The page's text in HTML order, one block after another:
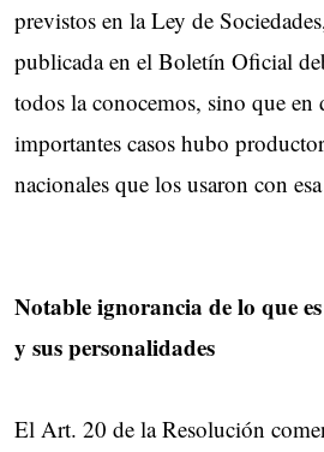
previstos en la Ley de
publicada en el Boletín Oficial
todos la conocemos, sino que en
importantes casos hubo
nacionales que los usaron con
Notable ignorancia de lo que
y sus personalidades
El Art. 20 de la Resolución